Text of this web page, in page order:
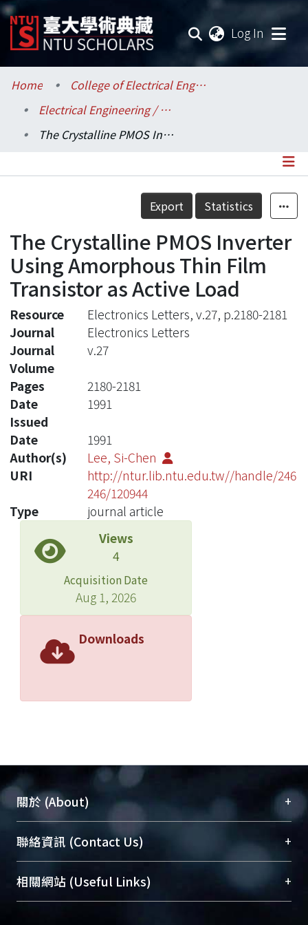
Log In
Communities & Collections
Research Outputs
Statistics
Home
College of Electrical Engineering and Computer Science / 電機資訊學院
Electrical Engineering / 電機工程學系
The Crystalline PMOS Inverter Using Amorphous Thin Film Transistor as Active Load
Details
Export Statistics
The Crystalline PMOS Inverter
Using Amorphous Thin Film
Transistor as Active Load
Resource
Electronics Letters, v.27, p.2180-2181
Journal
Electronics Letters
Journal
Volume
v.27
Pages
2180-2181
Date
Issued
1991
Date
1991
Author(s)
Lee, Si-Chen
URI
http://ntur.lib.ntu.edu.tw//handle/246
246/120944
Type
journal article
Views
4
Acquisition Date
Aug 1, 2026
Downloads
關於 (About) +
臺大位居世界頂尖大學之列，為永久珍藏及向國際
展現本校豐碩的研究成果及學術能量，圖書館整合
機構典藏（NTUR）與學術庫（AH）不同功能平
台，成為臺大學術典藏NTU scholars。期能整合研
聯絡資訊 (Contact Us) +
總館學科館員(Main Library)
醫學圖書館學科館員(Medical Library)
相關網站 (Useful Links) +